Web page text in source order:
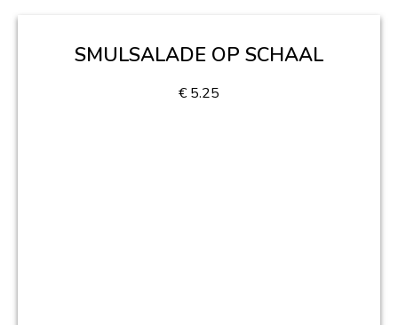
SMULSALADE OP SCHAAL
€ 5.25